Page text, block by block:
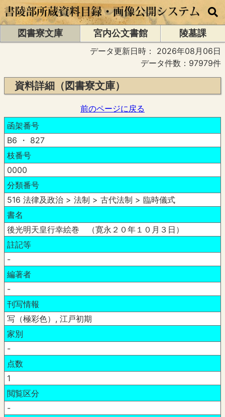
図書寮文庫 宮内公文書館
陵墓課
データ更新日時： 2026年08月06日
データ件数：97979件
資料詳細（図書寮文庫）
前のページに戻る
函架番号
B6 ・ 827
枝番号
0000
分類番号
516 法律及政治 > 法制 > 古代法制 > 臨時儀式
書名
後光明天皇行幸絵巻 （寛永２０年１０月３日）
註記等
-
編著者
-
刊写情報
写（極彩色）, 江戸初期
家別
-
点数
1
閲覧区分
-